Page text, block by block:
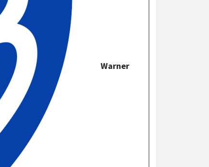
Warner